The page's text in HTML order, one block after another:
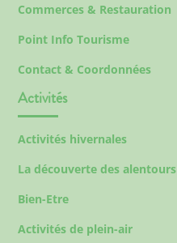
Commerces & Restauration
Point Info Tourisme
Contact & Coordonnées
Activités
Activités hivernales
La découverte des alentours
Bien-Etre
Activités de plein-air